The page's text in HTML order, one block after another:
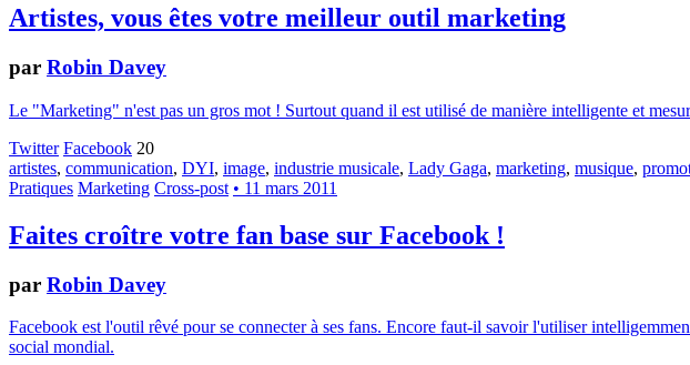
Artistes, vous êtes votre meilleur outil marketing
par Robin Davey
Le "Marketing" n'est pas un gros mot ! Surtout quand il est utilisé de manière intelligente et
Twitter Facebook 20
artistes, communication, DYI, image, industrie musicale, Lady Gaga, marketing, musique,
Pratiques Marketing Cross-post • 11 mars 2011
Faites croître votre fan base sur Facebook !
par Robin Davey
Facebook est l'outil rêvé pour se connecter à ses fans. Encore faut-il savoir l'utiliser
social mondial.